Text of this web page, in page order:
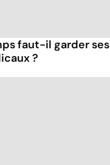
faut-il garder ses
?